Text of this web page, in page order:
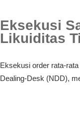
Eksekusi
Likuiditas
Eksekusi order rata-
Dealing-Desk (NDD),